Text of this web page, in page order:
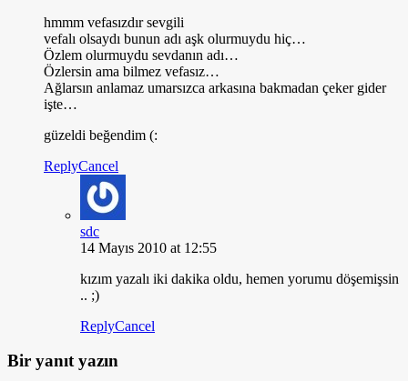
hmmm vefasızdır sevgili
vefalı olsaydı bunun adı aşk olurmuydu hiç…
Özlem olurmuydu sevdanın adı…
Özlersin ama bilmez vefasız…
Ağlarsın anlamaz umarsızca arkasına bakmadan çeker gider
işte…
güzeldi beğendim (:
ReplyCancel
sdc
14 Mayıs 2010 at 12:55
kızım yazalı iki dakika oldu, hemen yorumu döşemişsin
.. ;)
ReplyCancel
Bir yanıt yazın